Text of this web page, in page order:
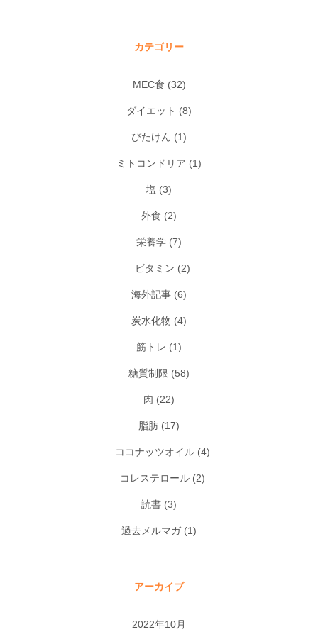
カテゴリー
MEC食 (32)
ダイエット (8)
びたけん (1)
ミトコンドリア (1)
塩 (3)
外食 (2)
栄養学 (7)
ビタミン (2)
海外記事 (6)
炭水化物 (4)
筋トレ (1)
糖質制限 (58)
肉 (22)
脂肪 (17)
ココナッツオイル (4)
コレステロール (2)
読書 (3)
過去メルマガ(1)
アーカイブ
2022年10月